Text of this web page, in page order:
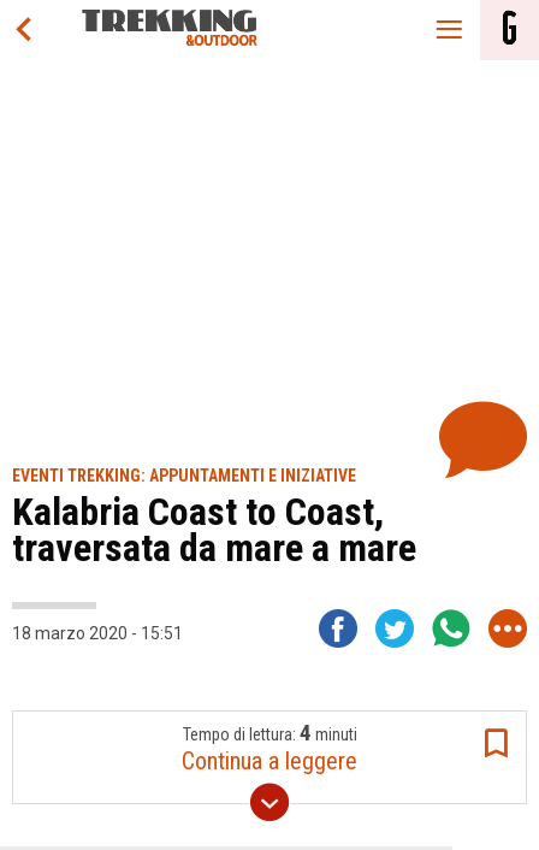
EVENTI TREKKING: APPUNTAMENTI E INIZIATIVE
Kalabria Coast to Coast,
traversata da mare a mare
18 marzo 2020 - 15:51
Tempo di lettura: 4 minuti
Continua a leggere